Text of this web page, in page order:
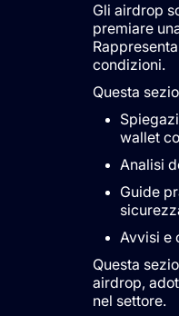
Gli airdrop
premiare
condizioni.
Questa
wallet
Analisi
Guide
Avvisi e
Questa
airdrop,
nel settore.